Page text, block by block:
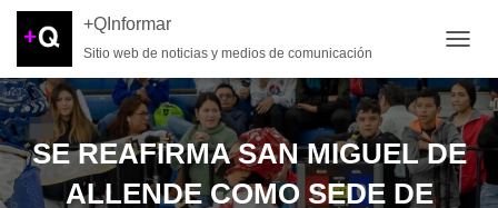
+QInformar
Sitio web de noticias y medios de comunicación
SE REAFIRMA SAN MIGUEL DE
ALLENDE COMO SEDE DE